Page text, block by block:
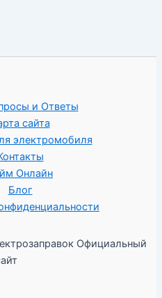
и Ответы
сайта
электромобиля
Онлайн
Блог
Официальный